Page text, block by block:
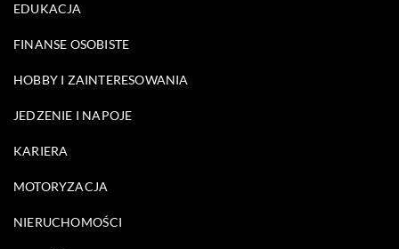
EDUKACJA
FINANSE OSOBISTE
HOBBY I ZAINTERESOWANIA
JEDZENIE I NAPOJE
KARIERA
MOTORYZACJA
NIERUCHOMOŚCI